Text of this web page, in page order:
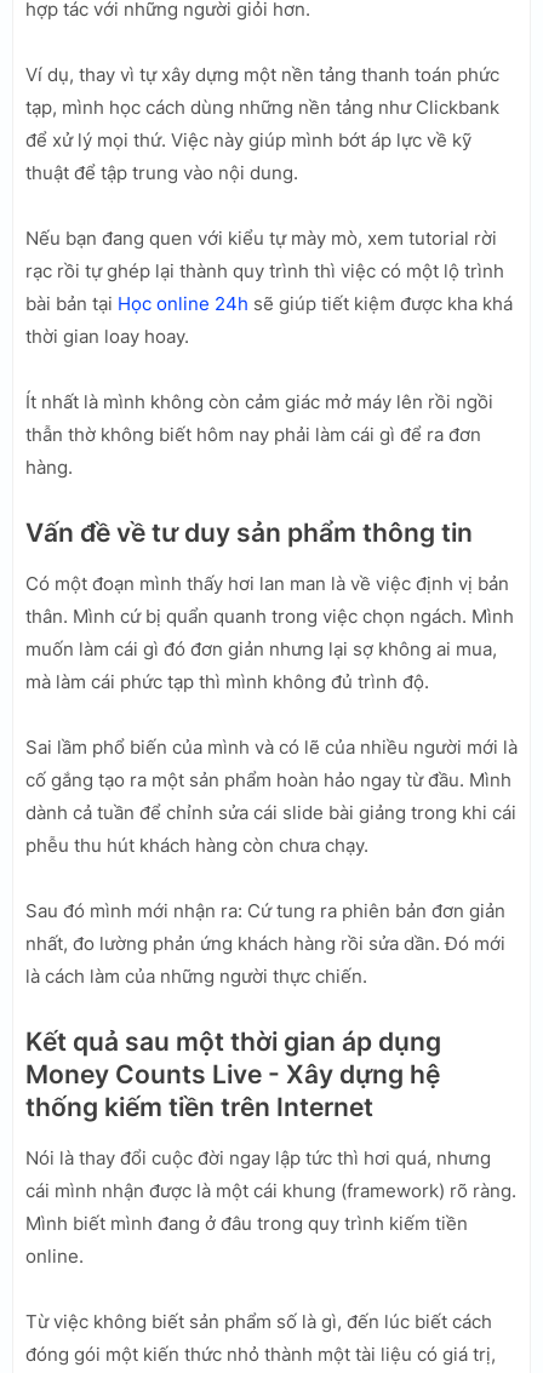
hợp tác với những người giỏi hơn.
Ví dụ, thay vì tự xây dựng một nền tảng thanh toán phức
tạp, mình học cách dùng những nền tảng như Clickbank
để xử lý mọi thứ. Việc này giúp mình bớt áp lực về kỹ
thuật để tập trung vào nội dung.
Nếu bạn đang quen với kiểu tự mày mò, xem tutorial rời
rạc rồi tự ghép lại thành quy trình thì việc có một lộ trình
bài bản tại Học online 24h sẽ giúp tiết kiệm được kha khá
thời gian loay hoay.
Ít nhất là mình không còn cảm giác mở máy lên rồi ngồi
thẫn thờ không biết hôm nay phải làm cái gì để ra đơn
hàng.
Vấn đề về tư duy sản phẩm thông tin
Có một đoạn mình thấy hơi lan man là về việc định vị bản
thân. Mình cứ bị quẩn quanh trong việc chọn ngách. Mình
muốn làm cái gì đó đơn giản nhưng lại sợ không ai mua,
mà làm cái phức tạp thì mình không đủ trình độ.
Sai lầm phổ biến của mình và có lẽ của nhiều người mới là
cố gắng tạo ra một sản phẩm hoàn hảo ngay từ đầu. Mình
dành cả tuần để chỉnh sửa cái slide bài giảng trong khi cái
phễu thu hút khách hàng còn chưa chạy.
Sau đó mình mới nhận ra: Cứ tung ra phiên bản đơn giản
nhất, đo lường phản ứng khách hàng rồi sửa dần. Đó mới
là cách làm của những người thực chiến.
Kết quả sau một thời gian áp dụng
Money Counts Live - Xây dựng hệ
thống kiếm tiền trên Internet
Nói là thay đổi cuộc đời ngay lập tức thì hơi quá, nhưng
cái mình nhận được là một cái khung (framework) rõ ràng.
Mình biết mình đang ở đâu trong quy trình kiếm tiền
online.
Từ việc không biết sản phẩm số là gì, đến lúc biết cách
đóng gói một kiến thức nhỏ thành một tài liệu có giá trị,